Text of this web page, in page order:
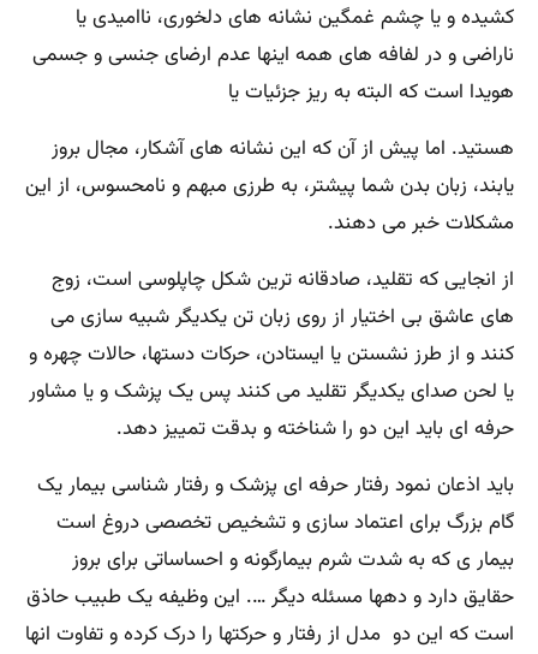
کشیده و یا چشم غمگین نشانه های دلخوری، ناامیدی یا
ناراضی و در لفافه های همه اینها عدم ارضای جنسی و جسمی
هویدا است که البته به ریز جزئیات یا
هستید. اما پیش از آن که این نشانه های آشکار، مجال بروز
یابند، زبان بدن شما پیشتر، به طرزی مبهم و نامحسوس، از این
مشکلات خبر می دهند.
از انجایی که تقلید، صادقانه ترین شکل چاپلوسی است، زوج
های عاشق بی اختیار از روی زبان تن یکدیگر شبیه سازی می
کنند و از طرز نشستن یا ایستادن، حرکات دستها، حالات چهره و
یا لحن صدای یکدیگر تقلید می کنند پس یک پزشک و یا مشاور
حرفه ای باید این دو را شناخته و بدقت تمییز دهد.
باید اذعان نمود رفتار حرفه ای پزشک و رفتار شناسی بیمار یک
گام بزرگ برای اعتماد سازی و تشخیص تخصصی دروغ است
بیمار ی که به شدت شرم بیمارگونه و احساساتی برای بروز
حقایق دارد و دهها مسئله دیگر …. این وظیفه یک طبیب حاذق
است که این دو مدل از رفتار و حرکتها را درک کرده و تفاوت انها